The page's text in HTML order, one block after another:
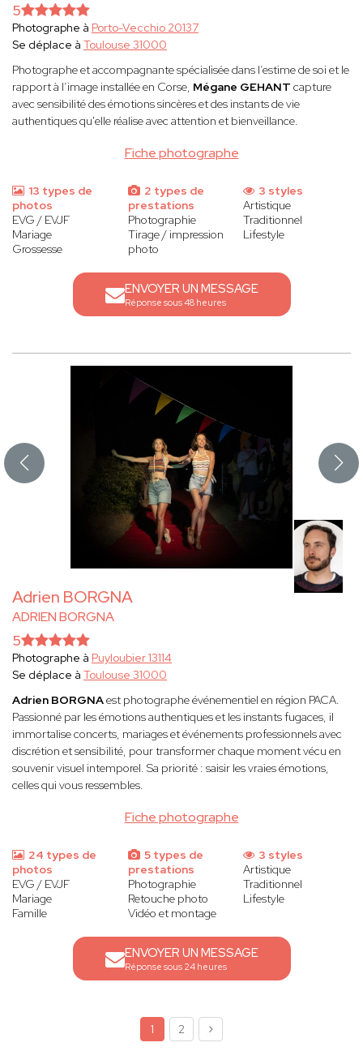
Fiche photographe
5
Photographe à Porto-Vecchio 20137
Se déplace à Toulouse 31000
Photographe et accompagnante spécialisée dans l’estime de soi et le
rapport à l’image installée en Corse, Mégane GEHANT capture
avec sensibilité des émotions sincères et des instants de vie
authentiques qu'elle réalise avec attention et bienveillance.
13 types de
photos
EVG / EVJF
Mariage
Grossesse
2 types de
prestations
Photographie
Tirage / impression
photo
3 styles
Artistique
Traditionnel
Lifestyle
ENVOYER UN MESSAGE
Réponse sous 48 heures
Adrien BORGNA
ADRIEN BORGNA
Fiche photographe
5
Photographe à Puyloubier 13114
Se déplace à Toulouse 31000
Adrien BORGNAest photographe événementiel en région PACA.
Passionné par les émotions authentiques et les instants fugaces, il
immortalise concerts, mariages et événements professionnels avec
discrétion et sensibilité, pour transformer chaque moment vécu en
souvenir visuel intemporel. Sa priorité : saisir les vraies émotions,
celles qui vous ressembles.
24 types de
photos
EVG / EVJF
Mariage
Famille
5 types de
prestations
Photographie
Retouche photo
Vidéo et montage
3 styles
Artistique
Traditionnel
Lifestyle
ENVOYER UN MESSAGE
Réponse sous 24 heures
1 2